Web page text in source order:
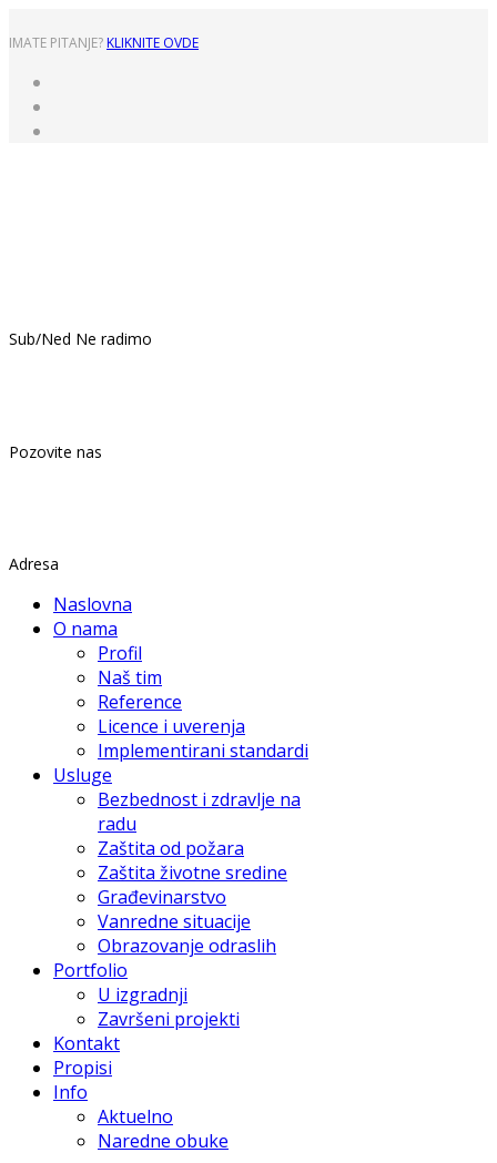
IMATE PITANJE? KLIKNITE OVDE
Sub/Ned Ne radimo
Pozovite nas
Adresa
Naslovna
O nama
Profil
Naš tim
Reference
Licence i uverenja
Implementirani standardi
Usluge
Bezbednost i zdravlje na
radu
Zaštita od požara
Zaštita životne sredine
Građevinarstvo
Vanredne situacije
Obrazovanje odraslih
Portfolio
U izgradnji
Završeni projekti
Kontakt
Propisi
Info
Aktuelno
Naredne obuke